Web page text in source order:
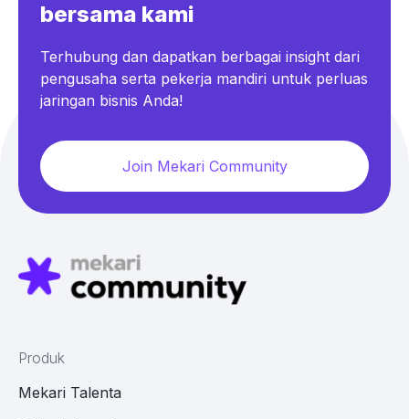
bersama kami
Terhubung dan dapatkan berbagai insight dari
pengusaha serta pekerja mandiri untuk perluas
jaringan bisnis Anda!
Join Mekari Community
Produk
Mekari Talenta